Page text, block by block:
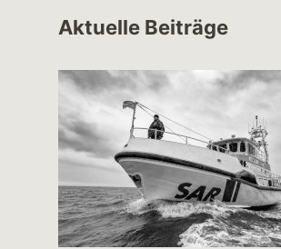
Aktuelle Beiträge